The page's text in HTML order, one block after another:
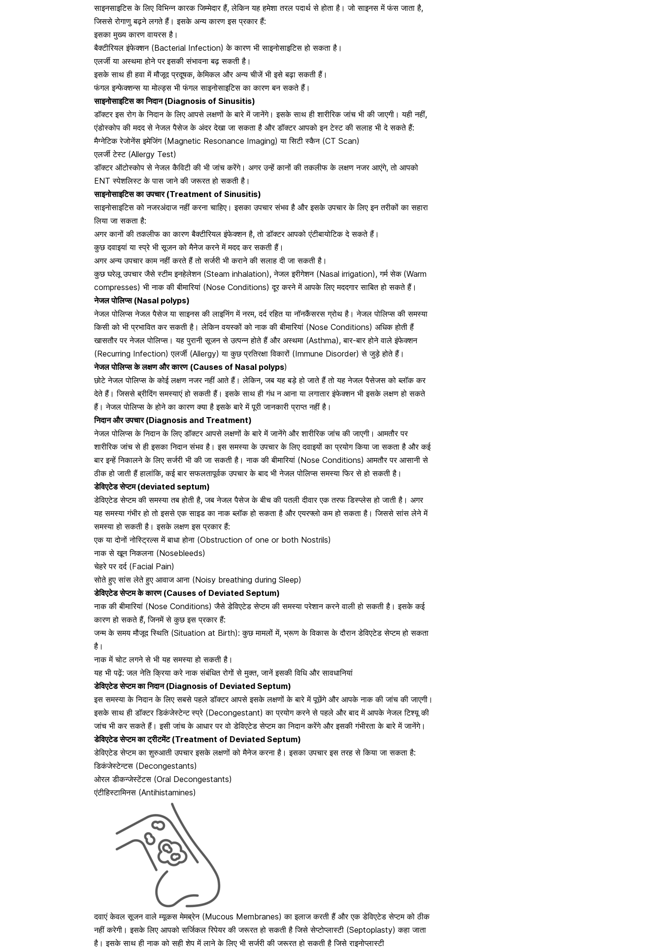
साइनसाइटिस के लिए विभिन्न कारक जिम्मेदार हैं, लेकिन यह हमेशा तरल पदार्थ से होता है। जो साइनस में फंस जाता है,
जिससे रोगाणु बढ़ने लगते हैं। इसके अन्य कारण इस प्रकार हैं:
इसका मुख्य कारण वायरस है।
बैक्टीरियल इंफेक्शन (Bacterial Infection) के कारण भी साइनोसाइटिस हो सकता है।
एलर्जी या अस्थमा होने पर इसकी संभावना बढ़ सकती है।
इसके साथ ही हवा में मौजूद प्रदूषक, केमिकल और अन्य चीजें भी इसे बढ़ा सकती हैं।
फंगल इन्फेक्शन्स या मोल्ड्स भी फंगल साइनोसाइटिस का कारण बन सकते हैं।
साइनोसाइटिस का निदान (Diagnosis of Sinusitis)
डॉक्टर इस रोग के निदान के लिए आपसे लक्षणों के बारे में जानेंगे। इसके साथ ही शारीरिक जांच भी की जाएगी। यही नहीं,
एंडोस्कोप की मदद से नेजल पैसेज के अंदर देखा जा सकता है और डॉक्टर आपको इन टेस्ट की सलाह भी दे सकते हैं:
मैग्नेटिक रेजोनेंस इमेजिंग(Magnetic Resonance Imaging) या सिटी स्कैन (CT Scan)
एलर्जी टेस्ट (Allergy Test)
डॉक्टर ऑटोस्कोप से नेजल कैविटी की भी जांच करेंगे। अगर उन्हें कानों की तकलीफ के लक्षण नजर आएंगे, तो आपको
ENT स्पेशलिस्ट के पास जाने की जरूरत हो सकती है।
साइनोसाइटिस का उपचार (Treatment of Sinusitis)
साइनोसाइटिस को नजरअंदाज नहीं करना चाहिए। इसका उपचार संभव है और इसके उपचार के लिए इन तरीकों का सहारा
लिया जा सकता है:
अगर कानों की तकलीफ का कारण बैक्टीरियल इंफेक्शन है, तो डॉक्टर आपकोएंटीबायोटिक दे सकते हैं।
कुछ दवाइयां या स्प्रे भी सूजन को मैनेज करने में मदद कर सकती हैं।
अगर अन्य उपचार काम नहीं करते हैं तो सर्जरी भी कराने की सलाह दी जा सकती है।
कुछ घरेलू उपचार जैसे स्टीम इनहेलेशन (Steam inhalation), नेजल इरीगेशन (Nasal irrigation), गर्म सेक (Warm
compresses) भी नाक की बीमारियां (Nose Conditions) दूर करने में आपके लिए मददगार साबित हो सकते हैं।
नेजल पोलिप्स (Nasal polyps)
नेजल पोलिप्स नेजल पैसेज या साइनस की लाइनिंग में नरम, दर्द रहित या नॉनकैंसरस ग्रोथ है। नेजल पोलिप्स की समस्या
किसी को भी प्रभावित कर सकती है। लेकिन वयस्कों को नाक की बीमारियां (Nose Conditions) अधिक होती हैं
खासतौर पर नेजल पोलिप्स। यह पुरानी सूजन से उत्पन्न होते हैं और अस्थमा (Asthma), बार-बार होने वाले इंफेक्शन
(Recurring Infection) एलर्जी (Allergy) या कुछ प्रतिरक्षा विकारों (Immune Disorder) से जुड़े होते हैं।
नेजल पोलिप्स के लक्षण और कारण (Causes of Nasal polyps)
छोटे नेजल पोलिप्स के कोई लक्षण नजर नहीं आते हैं। लेकिन, जब यह बड़े हो जाते हैं तो यह नेजल पैसेजस को ब्लॉक कर
देते हैं। जिससेब्रीदिंग समस्याएं हो सकती हैं। इसके साथ ही गंध न आना या लगातार इंफेक्शन भी इसके लक्षण हो सकते
हैं। नेजल पोलिप्स के होने का कारण क्या है इसके बारे में पूरी जानकारी प्राप्त नहीं है।
निदान और उपचार (Diagnosis and Treatment)
नेजल पोलिप्स के निदान के लिए डॉक्टर आपसे लक्षणों के बारे में जानेंगे और शारीरिक जांच की जाएगी। आमतौर पर
शारीरिक जांच से ही इसका निदान संभव है । इस समस्या के उपचार के लिए दवाइयों का प्रयोग किया जा सकता है और कई
बार इन्हें निकालने के लिए सर्जरी भी की जा सकती है। नाक की बीमारियां (Nose Conditions) आमतौर पर आसानी से
ठीक हो जाती हैं हालांकि, कई बार सफलतापूर्वक उपचार के बाद भी नेजल पोलिप्स समस्या फिर से हो सकती है।
डेविएटेड सेप्टम (deviated septum)
डेविएटेड सेप्टम की समस्या तब होती है, जब नेजल पैसेज के बीच की पतली दीवार एक तरफ डिस्प्लेस हो जाती है। अगर
यह समस्या गंभीर हो तो इससे एक साइड कानाक ब्लॉक हो सकता है और एयरफ्लो कम हो सकता है। जिससे सांस लेने में
समस्या हो सकती है। इसके लक्षण इस प्रकार हैं:
एक या दोनों नोस्ट्रिल्स में बाधा होना (Obstruction of one or both Nostrils)
नाक से खून निकलना (Nosebleeds)
चेहरे पर दर्द (Facial Pain)
सोते हुए सांस लेते हुए आवाज आना (Noisy breathing during Sleep)
डेविएटेड सेप्टम के कारण (Causes of Deviated Septum)
नाक की बीमारियां (Nose Conditions) जैसे डेविएटेड सेप्टम की समस्या परेशान करने वाली हो सकती है। इसके कई
कारण हो सकते हैं, जिनमें से कुछ इस प्रकार हैं:
जन्म के समय मौजूद स्थिति (Situation at Birth): कुछ मामलों में, भ्रूण के विकास के दौरान डेविएटेड सेप्टमहो सकता
है।
नाक में चोट लगने से भी यह समस्या हो सकती है।
यह भी पढ़ें:जल नेति क्रिया करे नाक संबंधित रोगों से मुक्त, जानें इसकी विधि और सावधानियां
डेविएटेड सेप्टम का निदान (Diagnosis of Deviated Septum)
इस समस्या के निदान के लिए सबसे पहले डॉक्टर आपसे इसके लक्षणों के बारे में पूछेंगे और आपके नाक की जांच की जाएगी।
इसके साथ ही डॉक्टर डिकंजेस्टेन्ट स्प्रे (Decongestant) का प्रयोग करने से पहले और बाद में आपकेनेजल टिश्यू की
जांच भी कर सकते हैं। इसी जांच के आधार पर वो डेविएटेड सेप्टम का निदान करेंगे और इसकी गंभीरता के बारे में जानेंगे।
डेविएटेड सेप्टम का ट्रीटमेंट (Treatment of Deviated Septum)
डेविएटेड सेप्टम का शुरुआती उपचार इसके लक्षणों को मैनेज करना है। इसका उपचार इस तरह से किया जा सकता है:
डिकंजेस्टेन्टस (Decongestants)
ओरल डीकन्जेस्टेंटस (Oral Decongestants)
एंटीहिस्टामिनस (Antihistamines)
दवाएं केवल सूजन वाले म्यूकस मेमब्रेन (Mucous Membranes) का इलाज करती हैं और एक डेविएटेड सेप्टम को ठीक
नहीं करेगी। इसके लिए आपको सर्जिकल रिपेयर की जरूरत हो सकती है जिसे सेप्टोप्लास्टी (Septoplasty) कहा जाता
है। इसके साथ ही नाक को सही शेप में लाने के लिए भी सर्जरी की जरूरत हो सकती है जिसे राइनोप्लास्टी